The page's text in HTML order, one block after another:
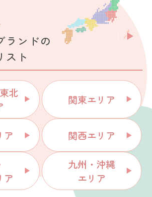
ランドの
スト
北
関東エリア
ア 関西エリア
ア
九州・沖縄
エリア